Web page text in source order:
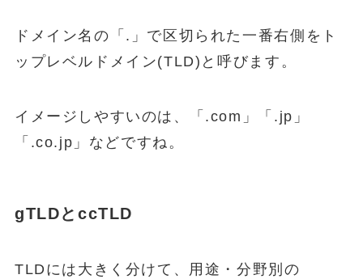
ドメイン名の「.」で区切られた一番右側をト
ップレベルドメイン(TLD)と呼びます。
イメージしやすいのは、「.com」「.jp」
「.co.jp」などですね。
gTLDとccTLD
TLDには大きく分けて、用途・分野別の